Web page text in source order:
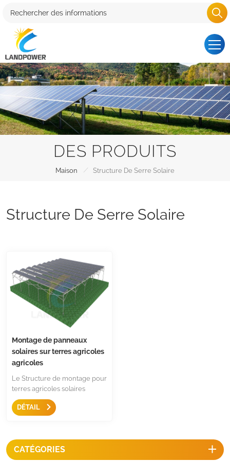
DES PRODUITS
Maison / Structure De Serre Solaire
Structure De Serre Solaire
Montage de panneaux
solaires sur terres agricoles
agricoles
Le Structure de montage pour
terres agricoles solaires
Assurer un espacement
suffisant pour la lumière du
haut pour le déplacement des
machines et des animaux,
DÉTAIL
CATÉGORIES